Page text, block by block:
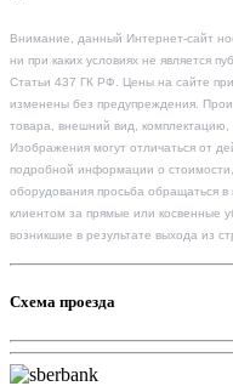
Внимание, данный Интернет-сайт
ни при каких условиях не является
Статьи 437 ГК РФ. Цены на сайте
изменены без предупреждения.
товара, внешний вид,
Изображения могут отличаться от
подробной информации о стоимости,
оборудования просьба обращаться
клиентом за прямые или косвенные
возникшие в результате выхода из
Схема проезда